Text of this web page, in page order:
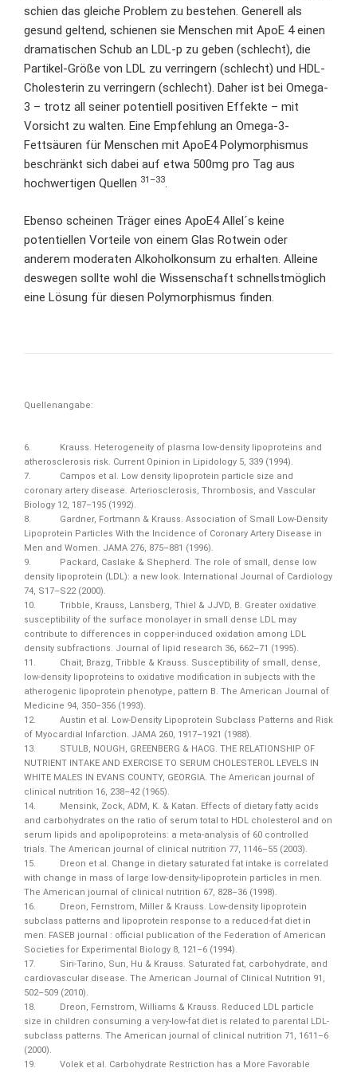
schien das gleiche Problem zu bestehen. Generell als
gesund geltend, schienen sie Menschen mit ApoE 4 einen
dramatischen Schub an LDL-p zu geben (schlecht), die
Partikel-Größe von LDL zu verringern (schlecht) und HDL-
Cholesterin zu verringern (schlecht). Daher ist bei Omega-
3 – trotz all seiner potentiell positiven Effekte – mit
Vorsicht zu walten. Eine Empfehlung an Omega-3-
Fettsäuren für Menschen mit ApoE4 Polymorphismus
beschränkt sich dabei auf etwa 500mg pro Tag aus
hochwertigen Quellen 31–33.
Ebenso scheinen Träger eines ApoE4 Allel´s keine
potentiellen Vorteile von einem Glas Rotwein oder
anderem moderaten Alkoholkonsum zu erhalten. Alleine
deswegen sollte wohl die Wissenschaft schnellstmöglich
eine Lösung für diesen Polymorphismus finden.
Quellenangabe:
6. Krauss. Heterogeneity of plasma low-density lipoproteins and
atherosclerosis risk. Current Opinion in Lipidology 5, 339 (1994).
7. Campos et al. Low density lipoprotein particle size and
coronary artery disease. Arteriosclerosis, Thrombosis, and Vascular
Biology 12, 187–195 (1992).
8. Gardner, Fortmann & Krauss. Association of Small Low-Density
Lipoprotein Particles With the Incidence of Coronary Artery Disease in
Men and Women. JAMA 276, 875–881 (1996).
9. Packard, Caslake & Shepherd. The role of small, dense low
density lipoprotein (LDL): a new look. International Journal of Cardiology
74, S17–S22 (2000).
10. Tribble, Krauss, Lansberg, Thiel & JJVD, B. Greater oxidative
susceptibility of the surface monolayer in small dense LDL may
contribute to differences in copper-induced oxidation among LDL
density subfractions. Journal of lipid research 36, 662–71 (1995).
11. Chait, Brazg, Tribble & Krauss. Susceptibility of small, dense,
low-density lipoproteins to oxidative modification in subjects with the
atherogenic lipoprotein phenotype, pattern B. The American Journal of
Medicine 94, 350–356 (1993).
12. Austin et al. Low-Density Lipoprotein Subclass Patterns and Risk
of Myocardial Infarction. JAMA 260, 1917–1921 (1988).
13. STULB, NOUGH, GREENBERG & HACG. THE RELATIONSHIP OF
NUTRIENT INTAKE AND EXERCISE TO SERUM CHOLESTEROL LEVELS IN
WHITE MALES IN EVANS COUNTY, GEORGIA. The American journal of
clinical nutrition 16, 238–42 (1965).
14. Mensink, Zock, ADM, K. & Katan. Effects of dietary fatty acids
and carbohydrates on the ratio of serum total to HDL cholesterol and on
serum lipids and apolipoproteins: a meta-analysis of 60 controlled
trials. The American journal of clinical nutrition 77, 1146–55 (2003).
15. Dreon et al. Change in dietary saturated fat intake is correlated
with change in mass of large low-density-lipoprotein particles in men.
The American journal of clinical nutrition 67, 828–36 (1998).
16. Dreon, Fernstrom, Miller & Krauss. Low-density lipoprotein
subclass patterns and lipoprotein response to a reduced-fat diet in
men. FASEB journal : official publication of the Federation of American
Societies for Experimental Biology 8, 121–6 (1994).
17. Siri-Tarino, Sun, Hu & Krauss. Saturated fat, carbohydrate, and
cardiovascular disease. The American Journal of Clinical Nutrition 91,
502–509 (2010).
18. Dreon, Fernstrom, Williams & Krauss. Reduced LDL particle
size in children consuming a very-low-fat diet is related to parental LDL-
subclass patterns. The American journal of clinical nutrition 71, 1611–6
(2000).
19. Volek et al. Carbohydrate Restriction has a More Favorable